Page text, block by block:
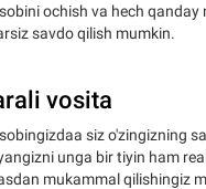
ochish va hech qanday
savdo qilish mumkin.
vosita
siz o'zingizning
unga bir tiyin ham
mukammal qilishingiz